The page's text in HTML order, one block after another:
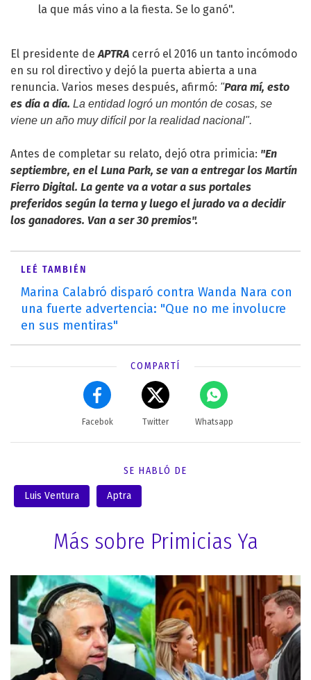
la que más vino a la fiesta. Se lo ganó".
El presidente deAPTRA cerró el 2016 un tanto incómodo
en su rol directivo y dejó la puerta abierta a una
renuncia. Varios meses después, afirmó: "Para mí, esto
es día a día. La entidad logró un montón de cosas, se
viene un año muy difícil por la realidad nacional".
Antes de completar su relato, dejó otra primicia: "En
septiembre, en el Luna Park, se van a entregar los Martín
Fierro Digital. La gente va a votar a sus portales
preferidos según la terna y luego el jurado va a decidir
los ganadores. Van a ser 30 premios".
LEÉ TAMBIÉN
Marina Calabró disparó contra Wanda Nara con
una fuerte advertencia: "Que no me involucre
en sus mentiras"
COMPARTÍ
Facebok Twitter Whatsapp
SE HABLÓ DE
Luis Ventura Aptra
Más sobre Primicias Ya